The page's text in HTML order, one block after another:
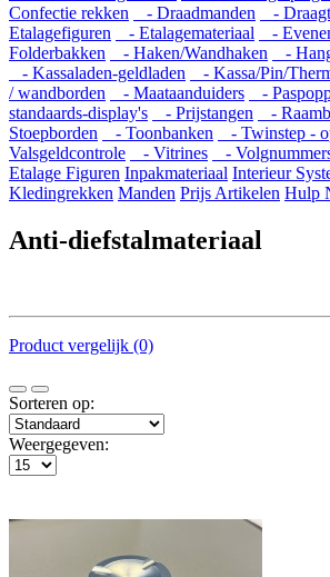
Confectie rekken
- Draadmanden -
Etalagefiguren
- Etalagemateriaal -
Folderbakken
- Haken/Wandhaken -
- Kassaladen-geldladen
- Kassa/Pin/
/ wandborden
- Maataanduiders -
standaards-display's
- Prijstangen -
Stoepborden
- Toonbanken - Twinstep -
Valsgeldcontrole
- Vitrines -
Etalage Figuren Inpakmateriaal Interieur
Kledingrekken Manden Prijs Artikelen Hulp
Anti-diefstalmateriaal
Product vergelijk (0)
Sorteren op:
Weergegeven: